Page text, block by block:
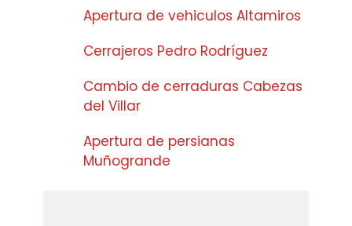
Apertura de vehiculos Altamiros
Cerrajeros Pedro Rodríguez
Cambio de cerraduras Cabezas
del Villar
Apertura de persianas
Muñogrande